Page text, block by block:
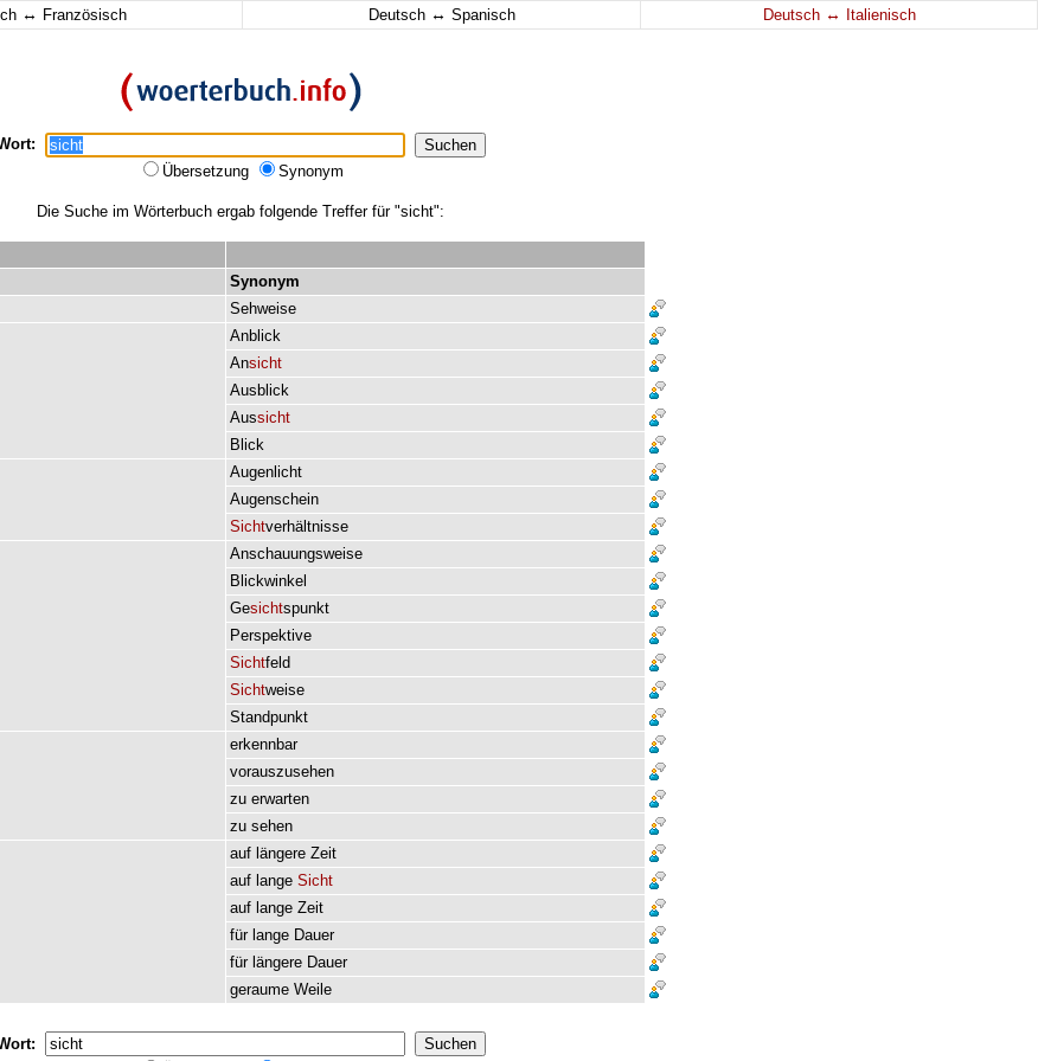
↔ Französisch Deutsch ↔ Spanisch Deutsch ↔ Italienisch
Übersetzung
Synonym
Die Suche im Wörterbuch ergab folgende Treffer für "sicht":
Synonym
Sehweise
Anblick
Ansicht
Ausblick
Aussicht
Blick
Augenlicht
Augenschein
Sichtverhältnisse
Anschauungsweise
Blickwinkel
Gesichtspunkt
Perspektive
Sichtfeld
Sichtweise
Standpunkt
erkennbar
vorauszusehen
zu erwarten
zu sehen
auf längere Zeit
auf lange Sicht
auf lange Zeit
für lange Dauer
für längere Dauer
geraume Weile